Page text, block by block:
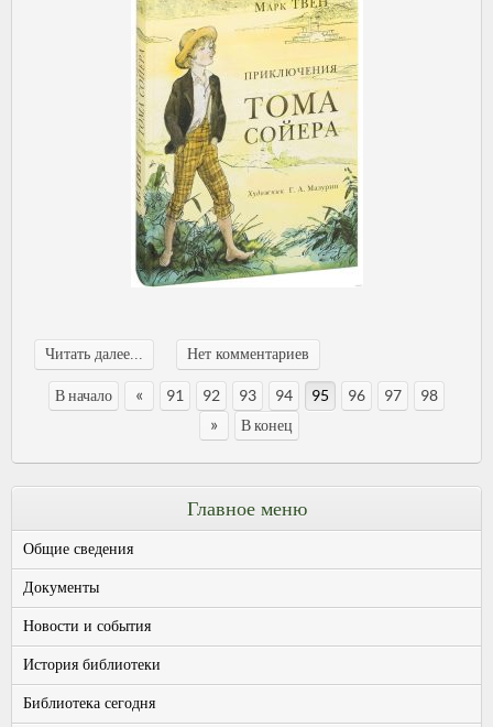
Читать далее... Нет комментариев
В начало « 91 92 93 94 95 96 97 98
» В конец
Главное меню
Общие сведения
Документы
Новости и события
История библиотеки
Библиотека сегодня